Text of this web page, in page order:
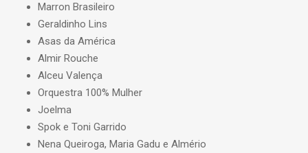
Marron Brasileiro
Geraldinho Lins
Asas da América
Almir Rouche
Alceu Valença
Orquestra 100% Mulher
Joelma
Spok e Toni Garrido
Nena Queiroga, Maria Gadu e Almério